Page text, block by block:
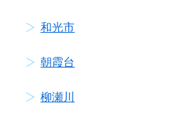
和光市
朝霞台
柳瀬川